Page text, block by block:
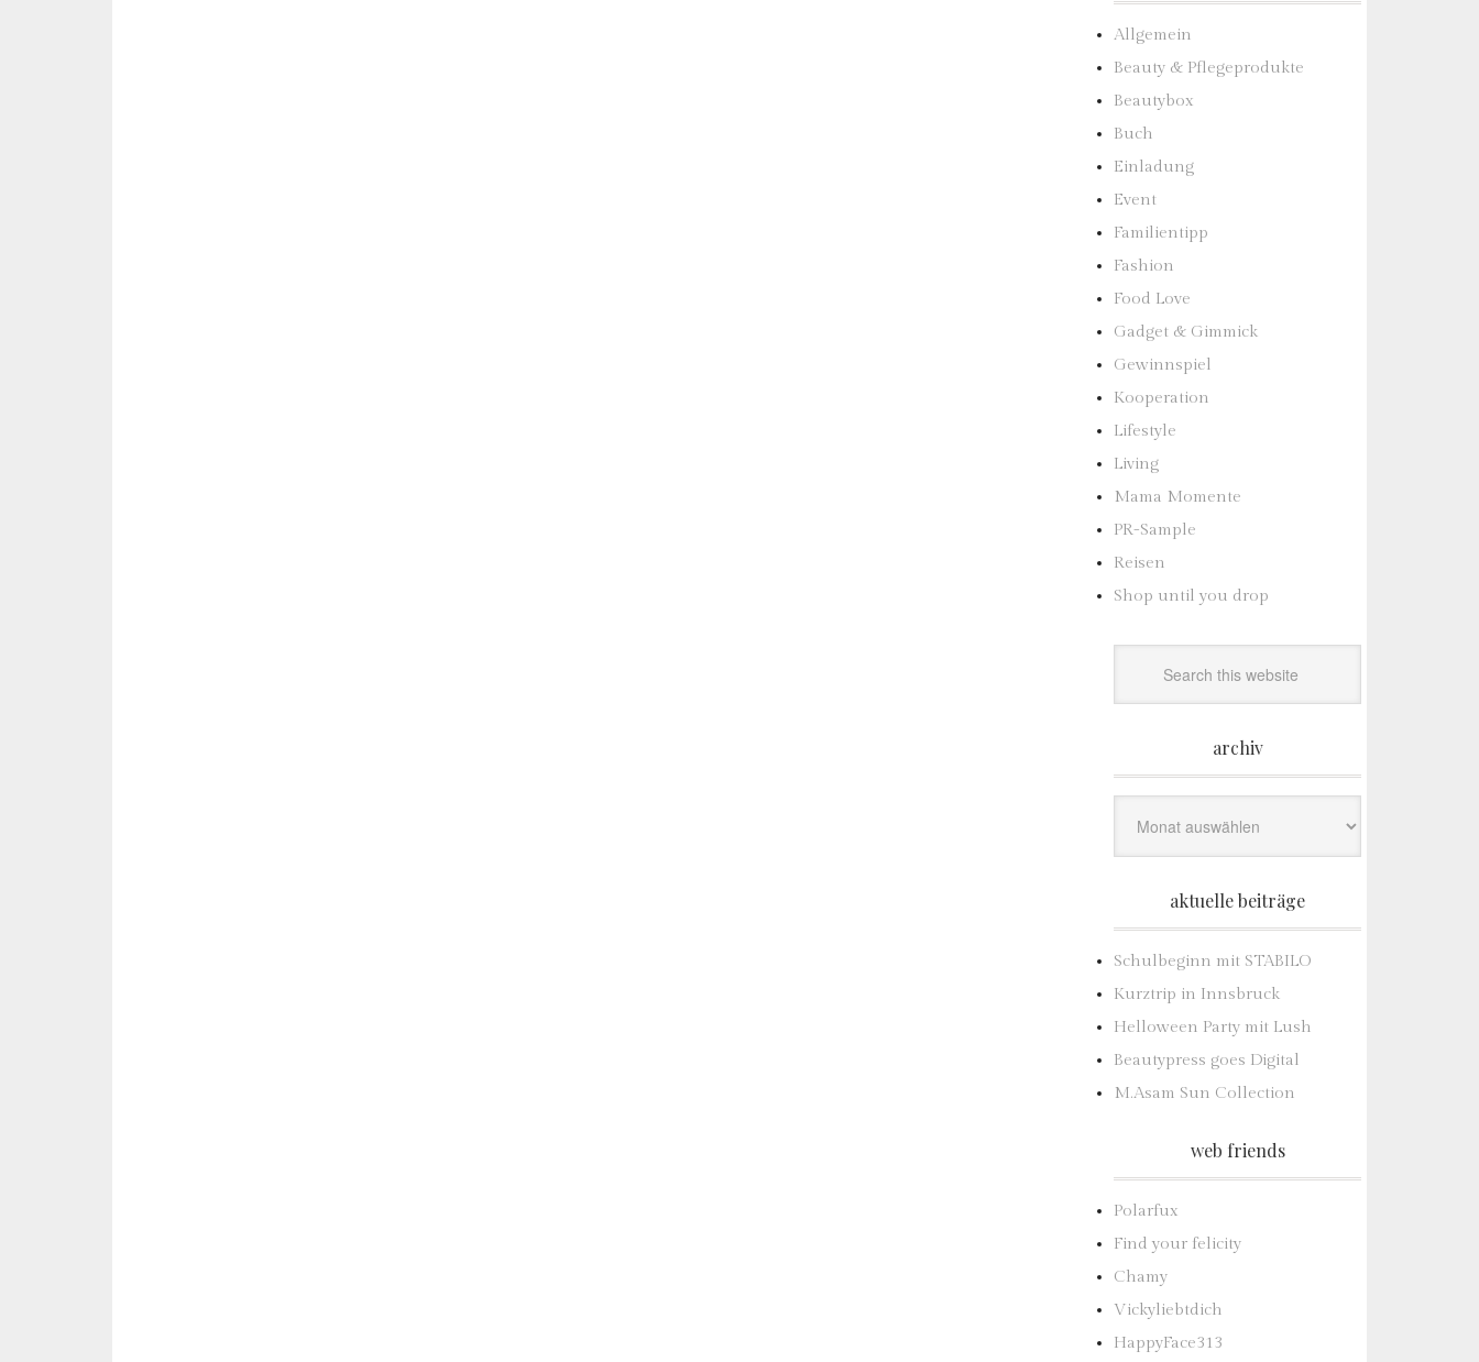
Allgemein
Beauty & Pflegeprodukte
Beautybox
Buch
Einladung
Event
Familientipp
Fashion
Food Love
Gadget & Gimmick
Gewinnspiel
Kooperation
Lifestyle
Living
Mama Momente
PR-Sample
Reisen
Shop until you drop
archiv
aktuelle beiträge
Schulbeginn mit STABILO
Kurztrip in Innsbruck
Helloween Party mit Lush
Beautypress goes Digital
M.Asam Sun Collection
web friends
Polarfux
Find your felicity
Chamy
Vickyliebtdich
HappyFace313